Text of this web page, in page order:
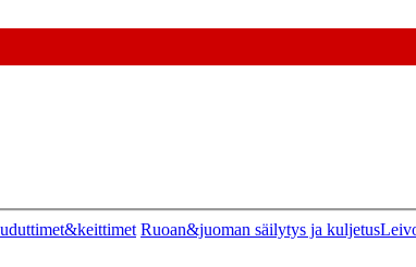
Ruoan&juoman säilytys ja kuljetus